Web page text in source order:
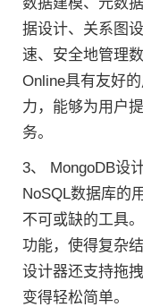
据设计、关系图
速、安全地管理
Online具有友好
力，能够为用户
务。
3、 MongoDB设
NoSQL数据库的
不可或缺的工具
功能，使得复杂
设计器还支持拖
变得轻松简单。